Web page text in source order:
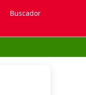
Buscador